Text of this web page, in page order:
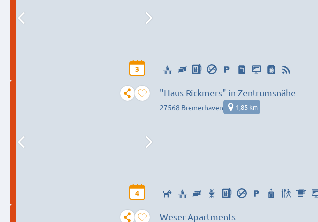
3
4
"Haus Rickmers" in Zentrumsnähe
27568 Bremerhaven 1,85 km
Weser Apartments